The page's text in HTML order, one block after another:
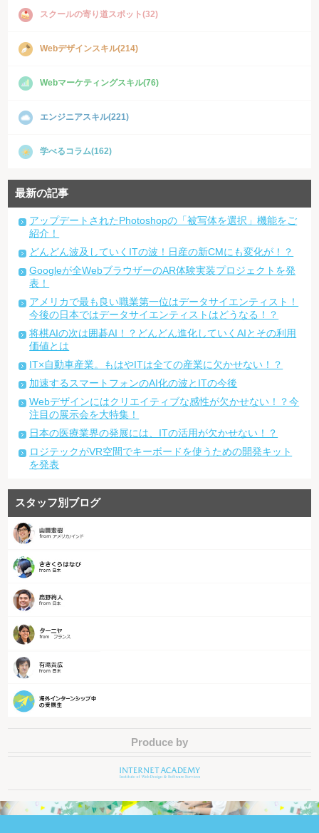
スクールの寄り道スポット(32)
Webデザインスキル(214)
Webマーケティングスキル(76)
エンジニアスキル(221)
学べるコラム(162)
最新の記事
アップデートされたPhotoshopの「被写体を選択」機能をご
紹介！
どんどん波及していくITの波！日産の新CMにも変化が！？
Googleが全WebブラウザーのAR体験実装プロジェクトを発
表！
アメリカで最も良い職業第一位はデータサイエンティスト！
今後の日本ではデータサイエンティストはどうなる！？
将棋AIの次は囲碁AI！？どんどん進化していくAIとその利用
価値とは
IT×自動車産業。もはやITは全ての産業に欠かせない！？
加速するスマートフォンのAI化の波とITの今後
Webデザインにはクリエイティブな感性が欠かせない！？今
注目の展示会を大特集！
日本の医療業界の発展には、ITの活用が欠かせない！？
ロジテックがVR空間でキーボードを使うための開発キット
を発表
スタッフ別ブログ
Produce by